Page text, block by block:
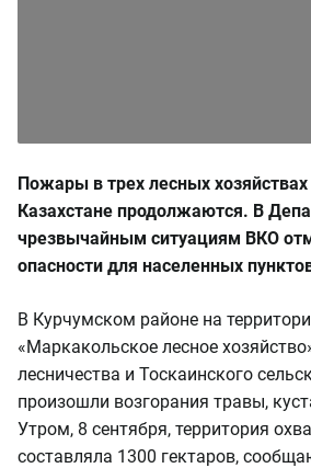
Пожары в трех лесных
Казахстане продолжаются. В
чрезвычайным ситуациям ВКО
опасности для населенных
В Курчумском районе на
«Маркакольское лесное
лесничества и Тоскаинского
произошли возгорания травы,
Утром, 8 сентября, территория
составляла 1300 гектаров,